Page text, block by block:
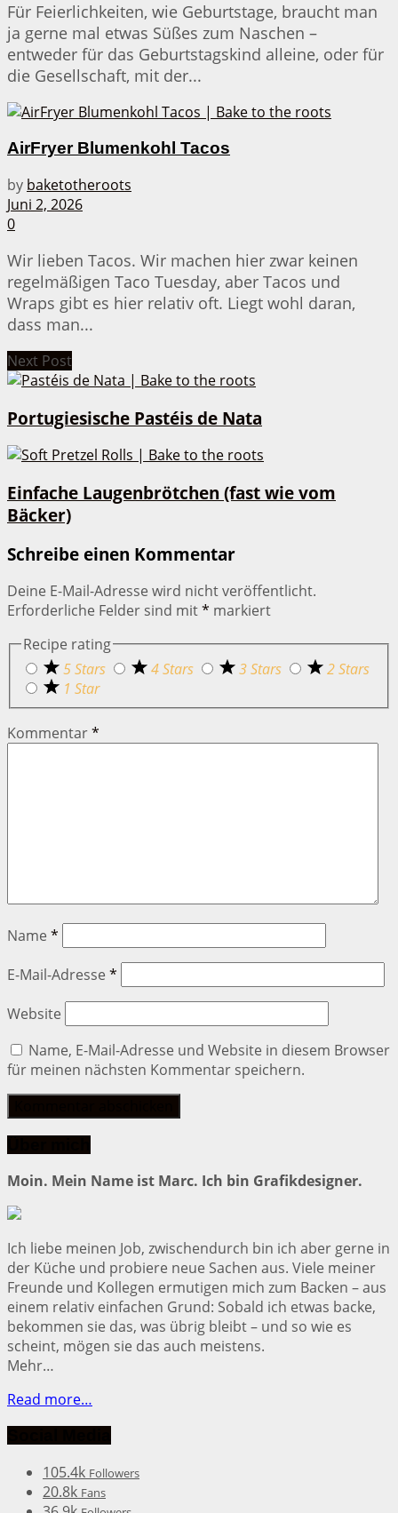
Für Feierlichkeiten, wie Geburtstage, braucht man
ja gerne mal etwas Süßes zum Naschen –
entweder für das Geburtstagskind alleine, oder für
die Gesellschaft, mit der...
AirFryer Blumenkohl Tacos
by baketotheroots
Juni 2, 2026
0
Wir lieben Tacos. Wir machen hier zwar keinen
regelmäßigen Taco Tuesday, aber Tacos und
Wraps gibt es hier relativ oft. Liegt wohl daran,
dass man...
Next Post
Portugiesische Pastéis de Nata
Einfache Laugenbrötchen (fast wie vom
Bäcker)
Schreibe einen Kommentar
Deine E-Mail-Adresse wird nicht veröffentlicht.
Erforderliche Felder sind mit* markiert
Recipe rating
5 Stars
4 Stars 3 Stars
2 Stars
1 Star
Kommentar*
Name *
E-Mail-Adresse *
Website
Name, E-Mail-Adresse und Website in diesem Browser
für meinen nächsten Kommentar speichern.
Moin. Mein Name ist Marc. Ich bin Grafikdesigner.
Ich liebe meinen Job, zwischendurch bin ich aber gerne in
der Küche und probiere neue Sachen aus. Viele meiner
Freunde und Kollegen ermutigen mich zum Backen – aus
einem relativ einfachen Grund: Sobald ich etwas backe,
bekommen sie das, was übrig bleibt – und so wie es
scheint, mögen sie das auch meistens.
Mehr…
Read more…
105.4k Followers
20.8k Fans